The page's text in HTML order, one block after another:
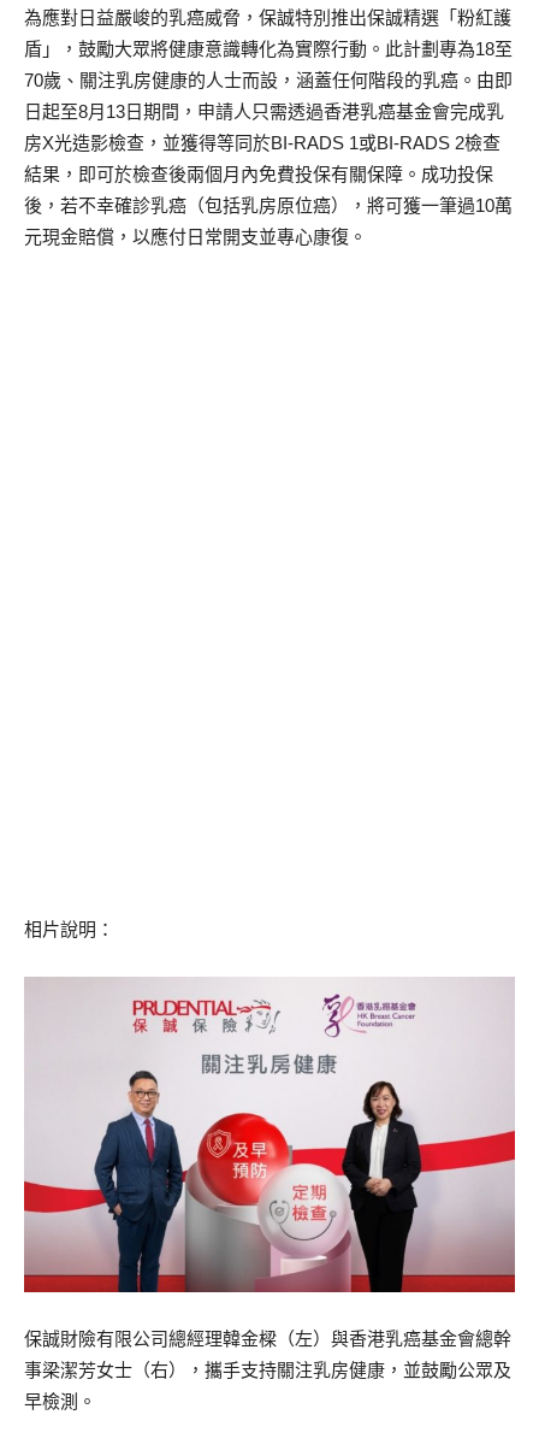
為應對日益嚴峻的乳癌威脅，保誠特別推出保誠精選「粉紅護
盾」，鼓勵大眾將健康意識轉化為實際行動。此計劃專為18至
70歲、關注乳房健康的人士而設，涵蓋任何階段的乳癌。由即
日起至8月13日期間，申請人只需透過香港乳癌基金會完成乳
房X光造影檢查，並獲得等同於BI-RADS 1或BI-RADS 2檢查
結果，即可於檢查後兩個月內免費投保有關保障。成功投保
後，若不幸確診乳癌（包括乳房原位癌），將可獲一筆過10萬
元現金賠償，以應付日常開支並專心康復。
相片說明：
保誠財險有限公司總經理韓金樑（左）與香港乳癌基金會總幹
事梁潔芳女士（右），攜手支持關注乳房健康，並鼓勵公眾及
早檢測。